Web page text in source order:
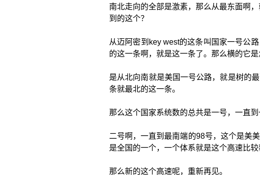
南北走向的全部是激素，那么从最东面啊
到的这个？
从迈阿密到key west的这条叫国家一号公
的这一条啊，就是这一条了。那么横的它是
是从北向南就是美国一号公路，就是树的
条就最北的这一条。
那么这个国家系统数的总共是一号，一直到
二号啊，一直到最南端的98号，这个是美
是全国的一个，一个体系就是这个高速比较
那么新的这个高速呢，重新再见。